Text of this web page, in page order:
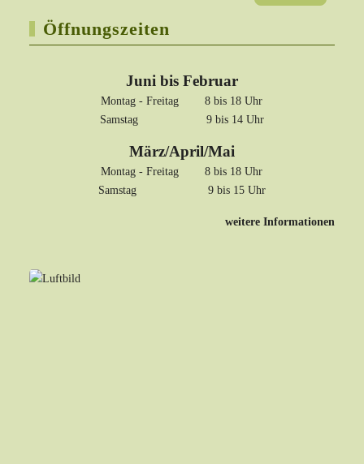
Öffnungszeiten
Juni bis Februar
Montag - Freitag 8 bis 18 Uhr
Samstag 9 bis 14 Uhr
März/April/Mai
Montag - Freitag 8 bis 18 Uhr
Samstag 9 bis 15 Uhr
weitere Informationen